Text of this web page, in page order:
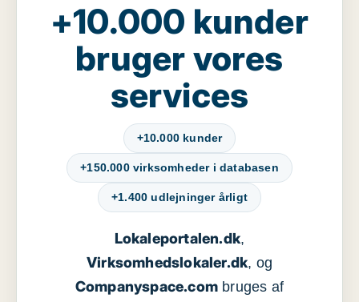
+10.000 kunder
bruger vores
services
+10.000 kunder
+150.000 virksomheder i databasen
+1.400 udlejninger årligt
Lokaleportalen.dk,
Virksomhedslokaler.dk, og
Companyspace.com bruges af